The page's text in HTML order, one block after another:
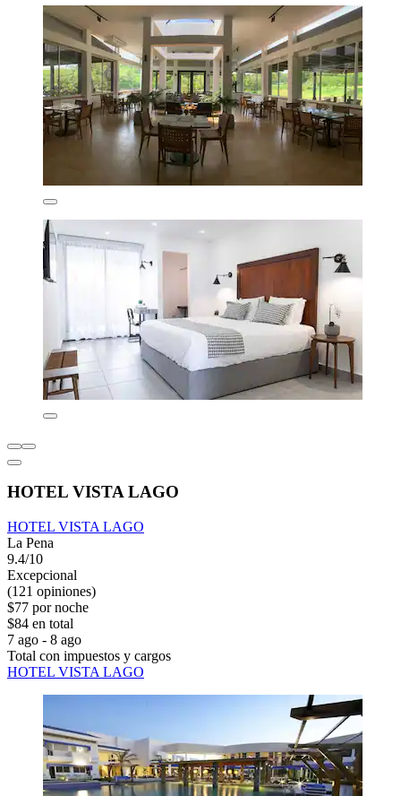
HOTEL VISTA LAGO
HOTEL VISTA LAGO
La Pena
9.4/10
Excepcional
(121 opiniones)
$77 por noche
$84 en total
7 ago - 8 ago
Total con impuestos y cargos
HOTEL VISTA LAGO